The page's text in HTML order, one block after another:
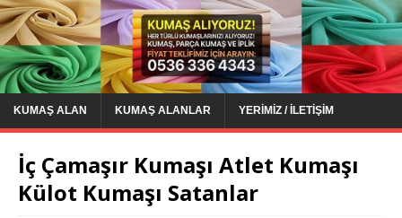
KUMAŞ ALAN KUMAŞ ALANLAR YERIMIZ / İLETIŞIM
İç Çamaşır Kumaşı Atlet Kumaşı
Külot Kumaşı Satanlar